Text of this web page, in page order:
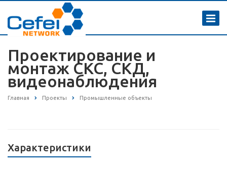
Проектирование и
монтаж СКС, СКД,
видеонаблюдения
Главная Проекты Промышленные объекты
Характеристики